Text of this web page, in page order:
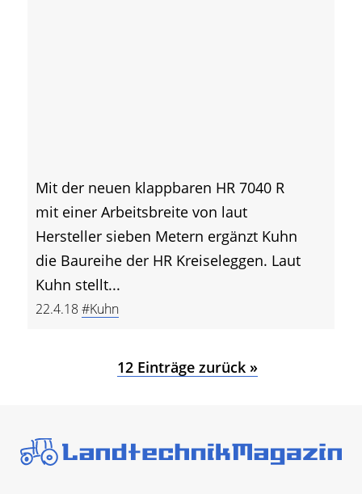
Mit der neuen klappbaren HR 7040 R
mit einer Arbeitsbreite von laut
Hersteller sieben Metern ergänzt Kuhn
die Baureihe der HR Kreiseleggen. Laut
Kuhn stellt...
22.4.18#Kuhn
12 Einträge zurück »